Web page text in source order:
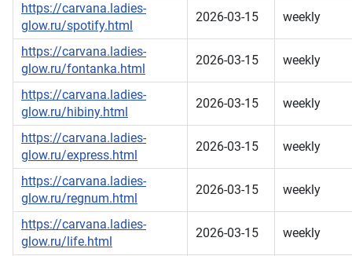
https://carvana.ladies-
glow.ru/spotify.html
2026-03-15 weekly
https://carvana.ladies-
glow.ru/fontanka.html
2026-03-15 weekly
https://carvana.ladies-
glow.ru/hibiny.html
2026-03-15 weekly
https://carvana.ladies-
glow.ru/express.html
2026-03-15 weekly
https://carvana.ladies-
glow.ru/regnum.html
2026-03-15 weekly
https://carvana.ladies-
glow.ru/life.html
2026-03-15 weekly